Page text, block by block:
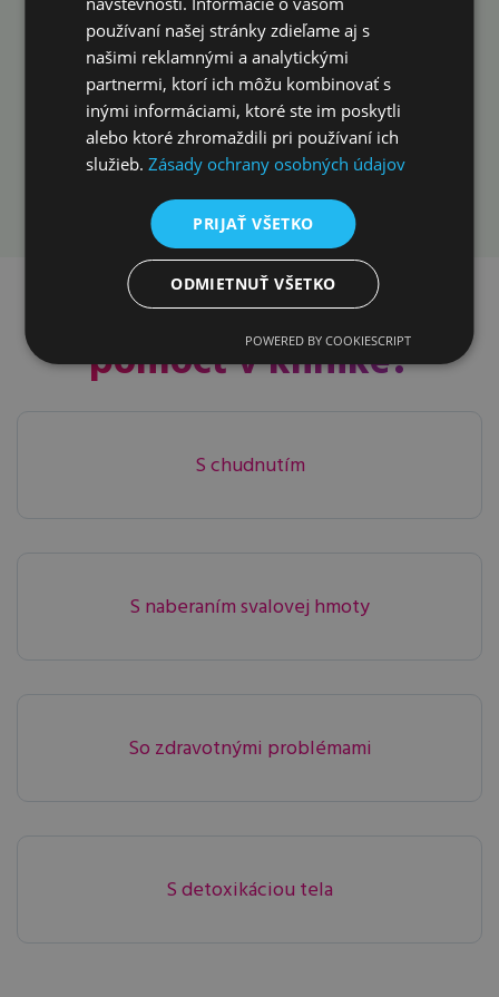
Konzultáciu
neodkladajte. Urobte
prvý krok už dnes!
Rezervovať konzultáciu
Ako vám môžeme
pomôcť v klinike?
S chudnutím
S naberaním svalovej hmoty
So zdravotnými problémami
S detoxikáciou tela
používaní našej stránky zdieľame aj s
našimi reklamnými a analytickými
partnermi, ktorí ich môžu kombinovať s
inými informáciami, ktoré ste im poskytli
alebo ktoré zhromaždili pri používaní ich
služieb.Zásady ochrany osobných údajov
PRIJAŤ VŠETKO
ODMIETNUŤ VŠETKO
POWERED BY COOKIESCRIPT